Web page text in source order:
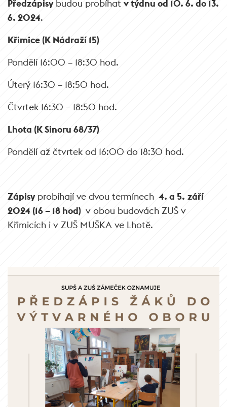
Předzápisybudou probíhat v týdnu od 10. 6. do 13.
6. 2024.
Křimice (K Nádraží 15)
Pondělí 16:00 – 18:30 hod.
Úterý 16:30 – 18:50 hod.
Čtvrtek 16:30 – 18:50 hod.
Lhota (K Sinoru 68/37)
Pondělí až čtvrtek od 16:00 do 18:30 hod.
Zápisyprobíhají ve dvou termínech 4. a 5. září
2024 (16 – 18 hod) v obou budovách ZUŠ v
Křimicích i v ZUŠ MUŠKA ve Lhotě.